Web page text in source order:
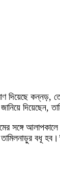
দিয়েছে কন্নড়,
দিয়েছেন,
সঙ্গে আলাপকালে
বধূ